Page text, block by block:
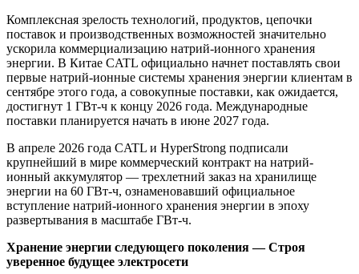
Комплексная зрелость технологий, продуктов, цепочки
поставок и производственных возможностей значительно
ускорила коммерциализацию натрий-ионного хранения
энергии. В Китае CATL официально начнет поставлять свои
первые натрий-ионные системы хранения энергии клиентам в
сентябре этого года, а совокупные поставки, как ожидается,
достигнут 1 ГВт-ч к концу 2026 года. Международные
поставки планируется начать в июне 2027 года.
В апреле 2026 года CATL и HyperStrong подписали
крупнейший в мире коммерческий контракт на натрий-
ионный аккумулятор — трехлетний заказ на хранилище
энергии на 60 ГВт-ч, ознаменовавший официальное
вступление натрий-ионного хранения энергии в эпоху
развертывания в масштабе ГВт-ч.
Хранение энергии следующего поколения — Строя
уверенное будущее электросети